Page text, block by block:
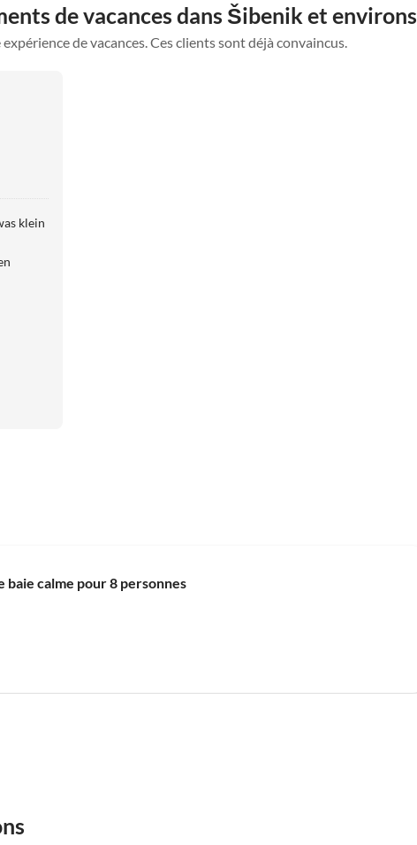
de vacances dans Šibenik et environs
de vacances. Ces clients sont déjà convaincus.
klein
baie calme pour 8 personnes